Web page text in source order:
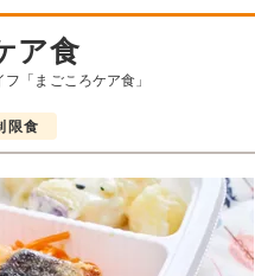
ア食
「まごころケア食」
限食